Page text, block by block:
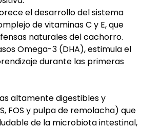
el desarrollo del sistema
de vitaminas C y E, que
naturales del cachorro.
Omega-3 (DHA), estimula el
durante las primeras
altamente digestibles y
FOS y pulpa de remolacha) que
de la microbiota intestinal,